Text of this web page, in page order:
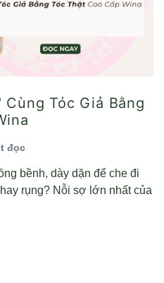
Tóc Giả Bằng
đọc
bềnh, dày dặn để che đi
rụng? Nỗi sợ lớn nhất của